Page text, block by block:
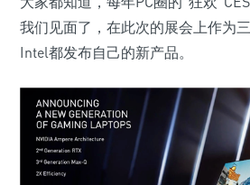
我们见面了，在此次的展会上作为
Intel都发布自己的新产品。